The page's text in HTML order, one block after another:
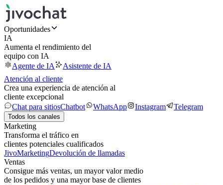
Oportunidades
IA
Aumenta el rendimiento del
equipo con IA
Agente de IA
Asistente de IA
Atención al cliente
Crea una experiencia de atención al
cliente excepcional
Chat para sitiosChatbot WhatsApp Instagram Telegram
Todos los canales
Marketing
Transforma el tráfico en
clientes potenciales cualificados
JivoMarketingDevolución de llamadas
Ventas
Consigue más ventas, un mayor valor medio
de los pedidos y una mayor base de clientes